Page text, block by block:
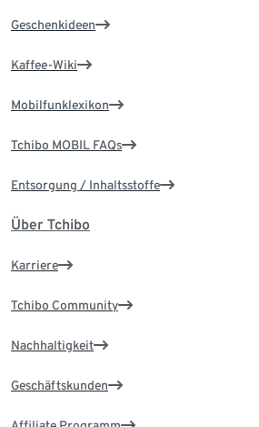
Geschenkideen
Kaffee-Wiki
Mobilfunklexikon
Tchibo MOBIL FAQs
Entsorgung / Inhaltsstoffe
Über Tchibo
Karriere
Tchibo Community
Nachhaltigkeit
Geschäftskunden